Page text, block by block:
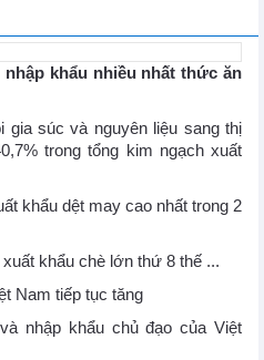
khẩu nhiều nhất thức ăn
gia súc và nguyên liệu sang thị
trong tổng kim ngạch xuất
khẩu dệt may cao nhất trong 2
khẩu chè lớn thứ 8 thế ...
Nam tiếp tục tăng
nhập khẩu chủ đạo của Việt